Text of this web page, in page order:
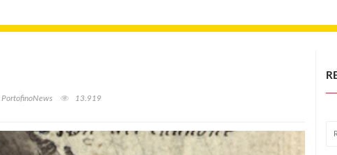
PortofinoNews 13.919